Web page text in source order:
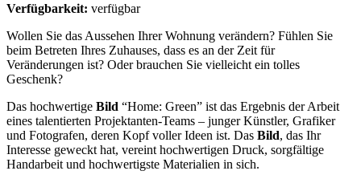
Verfügbarkeit: verfügbar
Wollen Sie das Aussehen Ihrer Wohnung verändern? Fühlen Sie
beim Betreten Ihres Zuhauses, dass es an der Zeit für
Veränderungen ist? Oder brauchen Sie vielleicht ein tolles
Geschenk?
Das hochwertige Bild “Home: Green” ist das Ergebnis der Arbeit
eines talentierten Projektanten-Teams – junger Künstler, Grafiker
und Fotografen, deren Kopf voller Ideen ist. Das Bild, das Ihr
Interesse geweckt hat, vereint hochwertigen Druck, sorgfältige
Handarbeit und hochwertigste Materialien in sich.